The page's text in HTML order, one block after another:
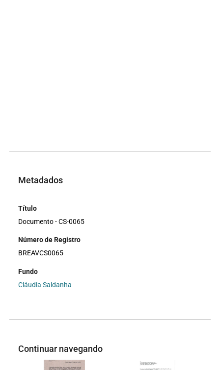
Metadados
Título
Documento - CS-0065
Número de Registro
BREAVCS0065
Fundo
Cláudia Saldanha
Continuar navegando